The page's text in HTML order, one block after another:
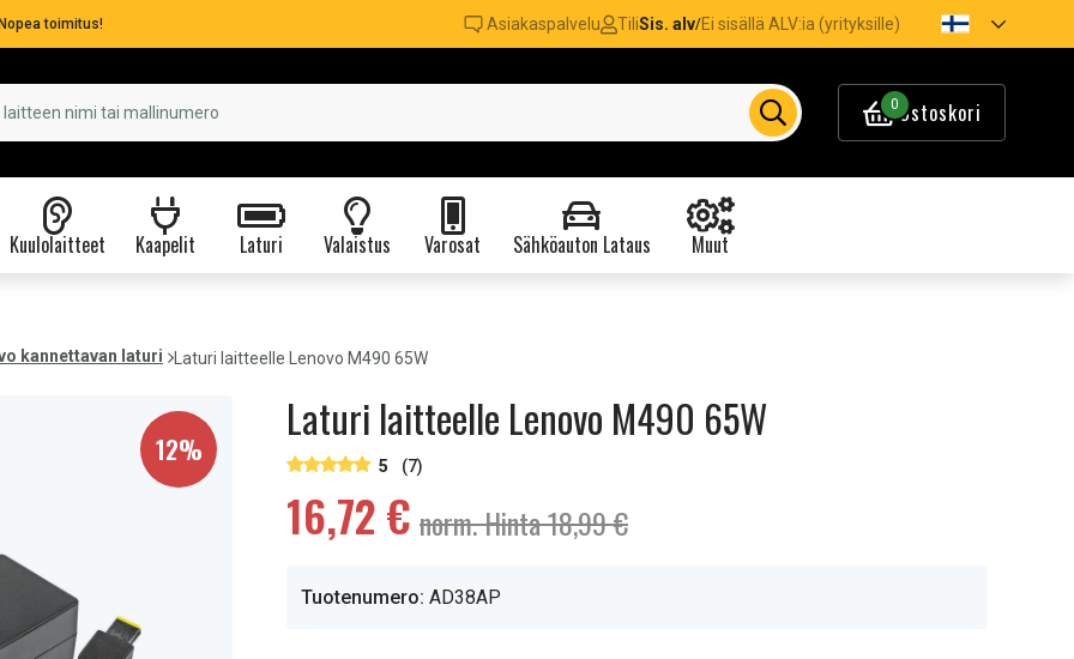
Nopea toimitus! Asiakaspalvelu TiliSis. alv/Ei sisällä ALV:ia (yrityksille)
0Ostoskori
Kuulolaitteet Kaapelit Laturi Valaistus Varosat Sähköauton Lataus Muut
kannettavan laturi Laturi laitteelle Lenovo M490 65W
12%
Laturi laitteelle Lenovo M490 65W
5 (7)
16,72 € norm. Hinta 18,99 €
Tuotenumero: AD38AP